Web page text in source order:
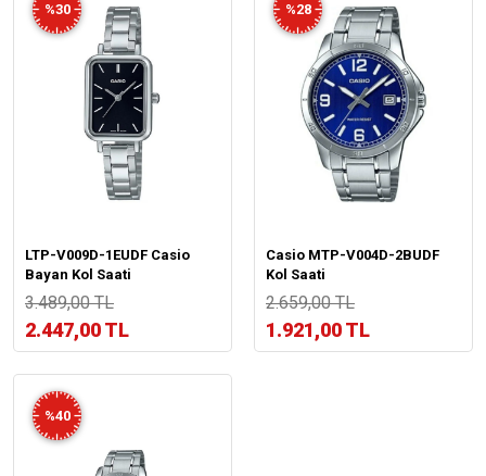
%30
LTP-V009D-1EUDF Casio
Bayan Kol Saati
3.489,00 TL
2.447,00 TL
%28
Casio MTP-V004D-2BUDF
Kol Saati
2.659,00 TL
1.921,00 TL
%40